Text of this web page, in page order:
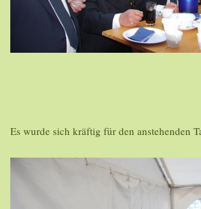
Es wurde sich kräftig für den anstehenden